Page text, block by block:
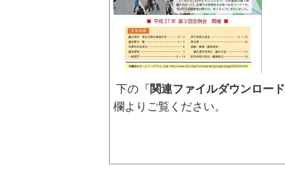
下の『関連ファイルダウンロード
欄よりご覧ください。